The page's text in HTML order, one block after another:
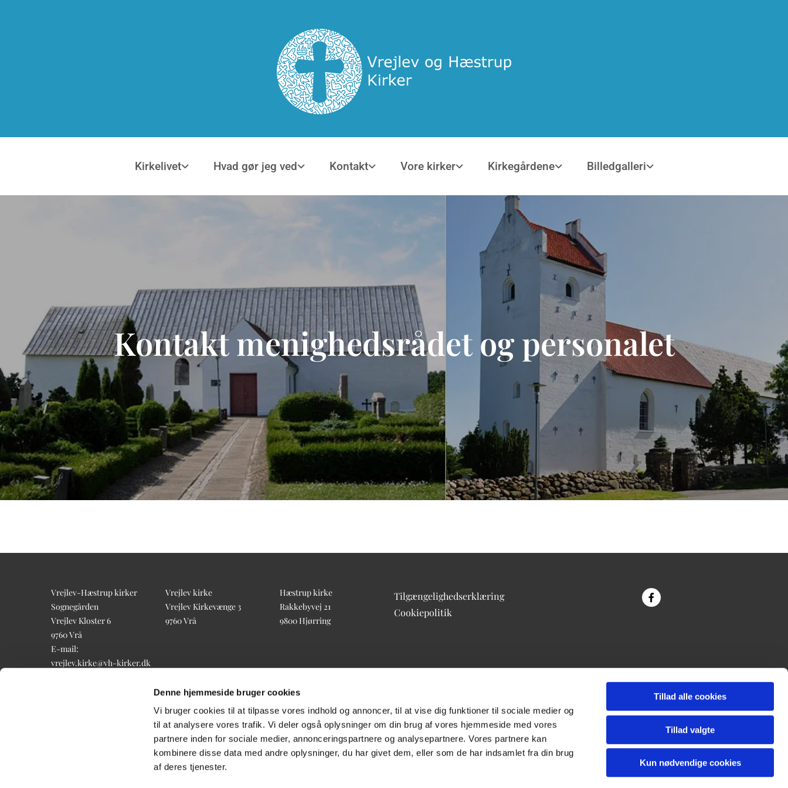
Denne hjemmeside bruger cookies
Vi bruger cookies til at tilpasse vores indhold og annoncer, til at vise dig funktioner til sociale medier og
til at analysere vores trafik. Vi deler også oplysninger om din brug af vores hjemmeside med vores
partnere inden for sociale medier, annonceringspartnere og analysepartnere. Vores partnere kan
kombinere disse data med andre oplysninger, du har givet dem, eller som de har indsamlet fra din brug
af deres tjenester.
Tillad alle cookies
Tillad valgte
Kun nødvendige cookies
Kirkelivet Hvad gør jeg ved Kontakt Vore kirker Kirkegårdene Billedgalleri
Kontakt menighedsrådet og personalet
Vrejlev-Hæstrup kirker
Sognegården
Vrejlev Kloster 6
9760 Vrå
E-mail:
vrejlev.kirke@vh-kirker.dk
Vrejlev kirke
Vrejlev Kirkevænge 3
9760 Vrå
Hæstrup kirke
Rakkebyvej 21
9800 Hjørring
Tilgængelighedserklæring
Cookiepolitik
Log på ChurchDesk